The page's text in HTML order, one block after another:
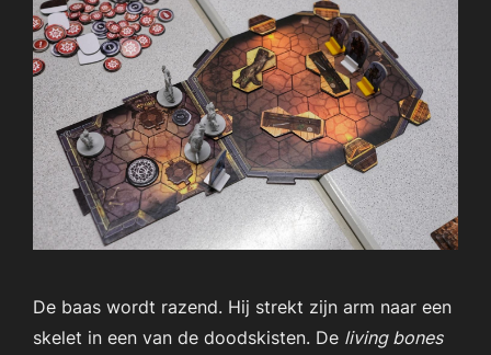
De baas wordt razend. Hij strekt zijn arm naar een
skelet in een van de doodskisten. De living bones